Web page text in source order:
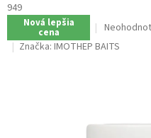
949
Nová lepšia
cena
Priemerné
hodnotenie
produktu
Značka: IMOTHEP BAITS